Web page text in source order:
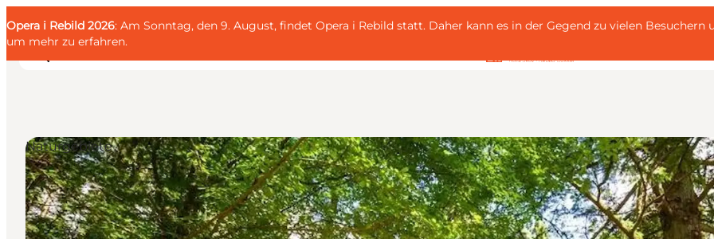
Opera i Rebild 2026: Am Sonntag, den 9. August, findet Opera i Rebild statt. Daher kann es in der Gegend zu vielen
um mehr zu erfahren.
Familien
Liebespaar
Entdecker
GästeDeutsch
Naturgebiete